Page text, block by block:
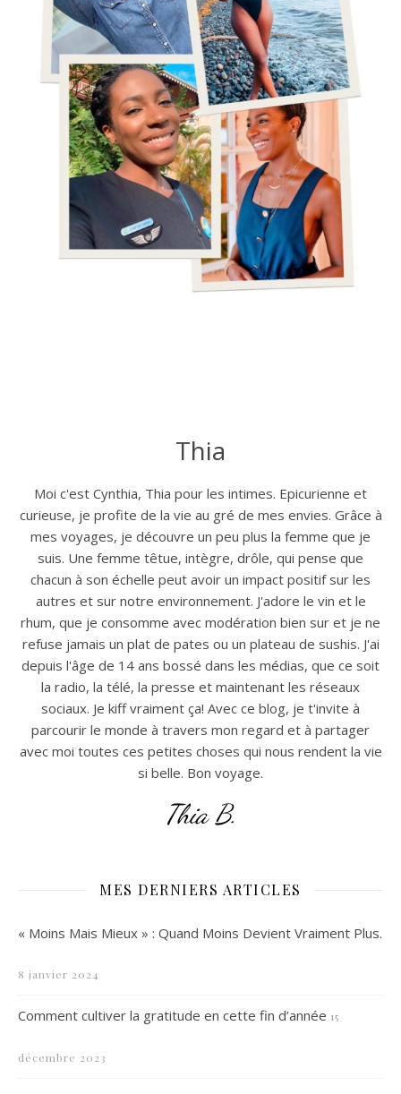
Thia
Moi c'est Cynthia, Thia pour les intimes. Epicurienne et
curieuse, je profite de la vie au gré de mes envies. Grâce à
mes voyages, je découvre un peu plus la femme que je
suis. Une femme têtue, intègre, drôle, qui pense que
chacun à son échelle peut avoir un impact positif sur les
autres et sur notre environnement. J'adore le vin et le
rhum, que je consomme avec modération bien sur et je ne
refuse jamais un plat de pates ou un plateau de sushis. J'ai
depuis l'âge de 14 ans bossé dans les médias, que ce soit
la radio, la télé, la presse et maintenant les réseaux
sociaux. Je kiff vraiment ça! Avec ce blog, je t'invite à
parcourir le monde à travers mon regard et à partager
avec moi toutes ces petites choses qui nous rendent la vie
si belle. Bon voyage.
Thia B.
MES DERNIERS ARTICLES
« Moins Mais Mieux » : Quand Moins Devient Vraiment Plus.
8 janvier 2024
Comment cultiver la gratitude en cette fin d’année 15
décembre 2023